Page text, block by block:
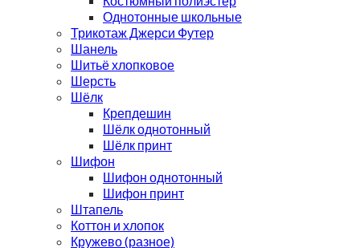
Однотонные школьные
Трикотаж Джерси Футер
Шанель
Шитьё хлопковое
Шерсть
Шёлк
Крепдешин
Шёлк однотонный
Шёлк принт
Шифон
Шифон однотонный
Шифон принт
Штапель
Коттон и хлопок
Кружево (разное)